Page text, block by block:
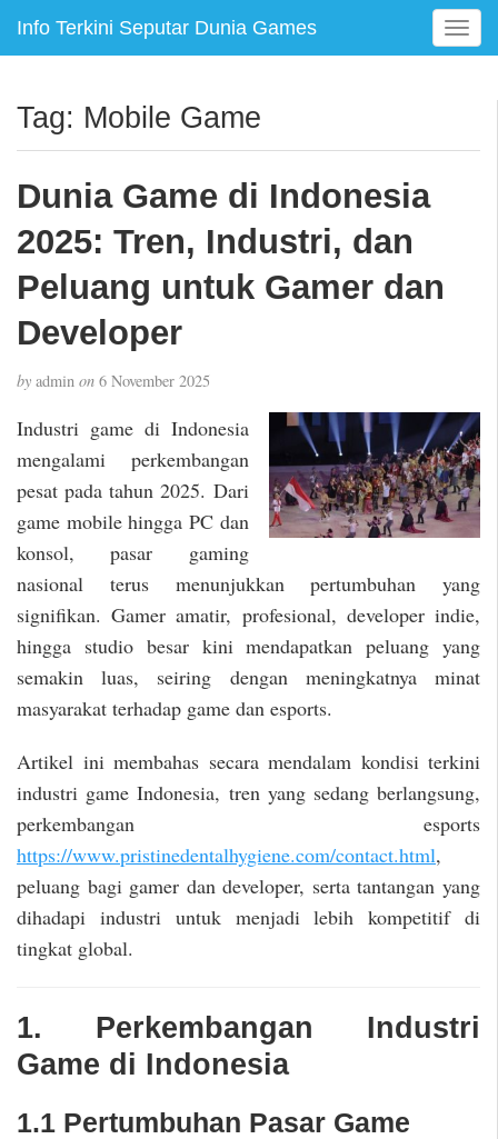
Info Terkini Seputar Dunia Games
T
o
e
Tag: Mobile Game
Dunia Game di Indonesia
2025: Tren, Industri, dan
Peluang untuk Gamer dan
Developer
by admin on 6 November 2025
Industri game di Indonesia
mengalami perkembangan
pesat pada tahun 2025. Dari
game mobile hingga PC dan
konsol, pasar gaming
nasional terus menunjukkan pertumbuhan yang
signifikan. Gamer amatir, profesional, developer indie,
hingga studio besar kini mendapatkan peluang yang
semakin luas, seiring dengan meningkatnya minat
masyarakat terhadap game dan esports.
Artikel ini membahas secara mendalam kondisi terkini
industri game Indonesia, tren yang sedang berlangsung,
perkembangan esports
https://www.pristinedentalhygiene.com/contact.html,
peluang bagi gamer dan developer, serta tantangan yang
dihadapi industri untuk menjadi lebih kompetitif di
tingkat global.
1. Perkembangan Industri
Game di Indonesia
1.1 Pertumbuhan Pasar Game